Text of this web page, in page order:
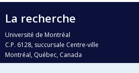
La recherche
Université de Montréal
C.P. 6128, succursale Centre-ville
Montréal, Québec, Canada
H3C 3J7